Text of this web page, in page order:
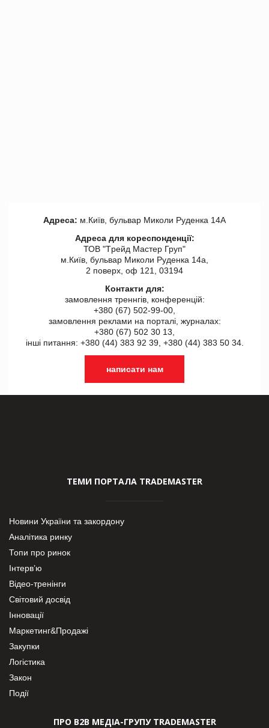
Адреса: м.Київ, бульвар Миколи Руденка 14А
Адреса для кореспонденції:
ТОВ "Tрейд Мастер Груп"
м.Київ, бульвар Миколи Руденка 14а,
2 поверх, оф 121, 03194
Контакти для:
замовлення треннгів, конференцій:
+380 (67) 502-99-00,
замовлення реклами на порталі, журналах:
+380 (67) 502 30 13,
інші питання: +380 (44) 383 92 39, +380 (44) 383 50 34.
написати нам
ТЕМИ ПОРТАЛА TRADEMASTER
Новини України та закордону
Аналітика ринку
Топи про ринок
Інтерв’ю
Відео-тренінги
Світовий досвід
Інновації
Маркетинг&Продажі
Закупки
Логістика
Закон
Події
ПРО В2В МЕДІА-ГРУПУ TRADEMASTER